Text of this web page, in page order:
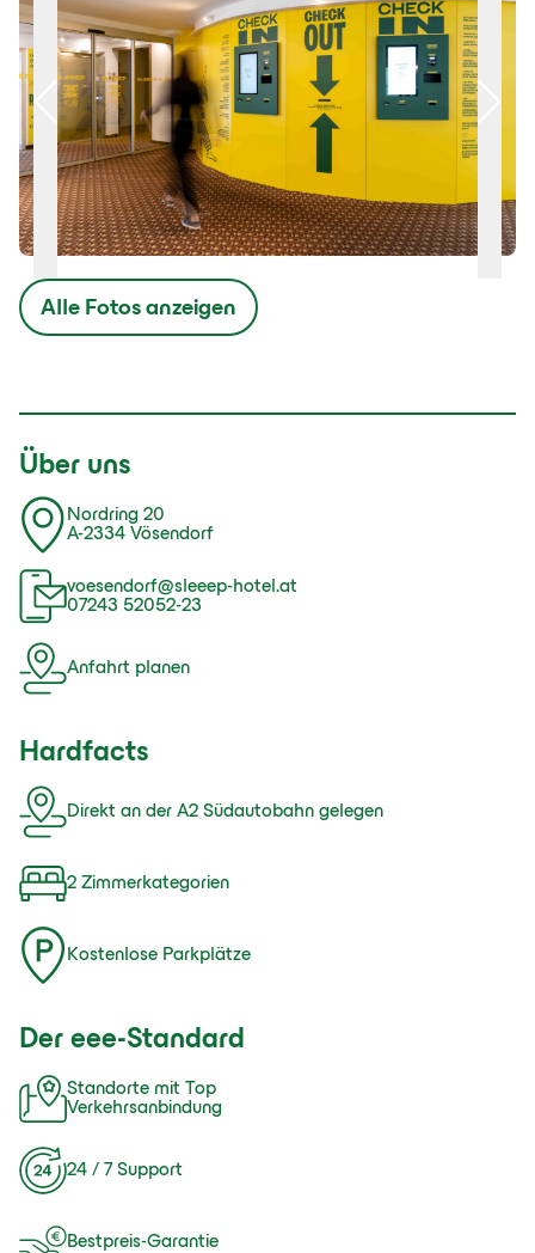
Alle Fotos anzeigen
Über uns
Nordring 20
A-2334 Vösendorf
voesendorf@sleeep-hotel.at
07243 52052-23
Anfahrt planen
Hardfacts
Direkt an der A2 Südautobahn gelegen
2 Zimmerkategorien
Kostenlose Parkplätze
Der eee-Standard
Standorte mit Top
Verkehrsanbindung
24 / 7 Support
Bestpreis-Garantie